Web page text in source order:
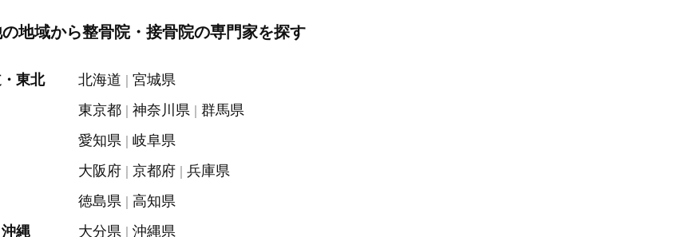
地域から整骨院・接骨院の専門家を探す
東北 北海道
宮城県
東京都 神奈川県
群馬県
愛知県
岐阜県
大阪府 京都府
兵庫県
徳島県
高知県
縄
大分県 沖縄県